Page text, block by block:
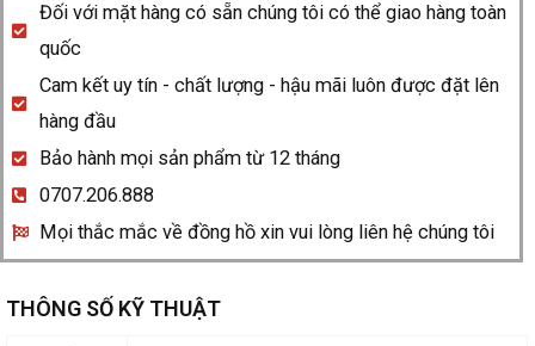
Đối với mặt hàng có sẵn chúng tôi có thể giao hàng toàn
quốc
Cam kết uy tín - chất lượng - hậu mãi luôn được đặt lên
hàng đầu
Bảo hành mọi sản phẩm từ 12 tháng
0707.206.888
Mọi thắc mắc về đồng hồ xin vui lòng liên hệ chúng tôi
THÔNG SỐ KỸ THUẬT